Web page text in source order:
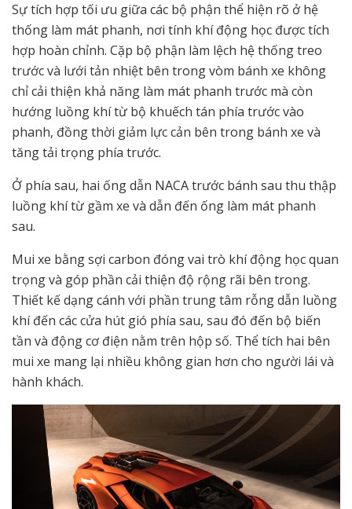
Sự tích hợp tối ưu giữa các bộ phận thể hiện rõ ở hệ
thống làm mát phanh, nơi tính khí động học được tích
hợp hoàn chỉnh. Cặp bộ phận làm lệch hệ thống treo
trước và lưới tản nhiệt bên trong vòm bánh xe không
chỉ cải thiện khả năng làm mát phanh trước mà còn
hướng luồng khí từ bộ khuếch tán phía trước vào
phanh, đồng thời giảm lực cản bên trong bánh xe và
tăng tải trọng phía trước.
Ở phía sau, hai ống dẫn NACA trước bánh sau thu thập
luồng khí từ gầm xe và dẫn đến ống làm mát phanh
sau.
Mui xe bằng sợi carbon đóng vai trò khí động học quan
trọng và góp phần cải thiện độ rộng rãi bên trong.
Thiết kế dạng cánh với phần trung tâm rỗng dẫn luồng
khí đến các cửa hút gió phía sau, sau đó đến bộ biến
tần và động cơ điện nằm trên hộp số. Thể tích hai bên
mui xe mang lại nhiều không gian hơn cho người lái và
hành khách.